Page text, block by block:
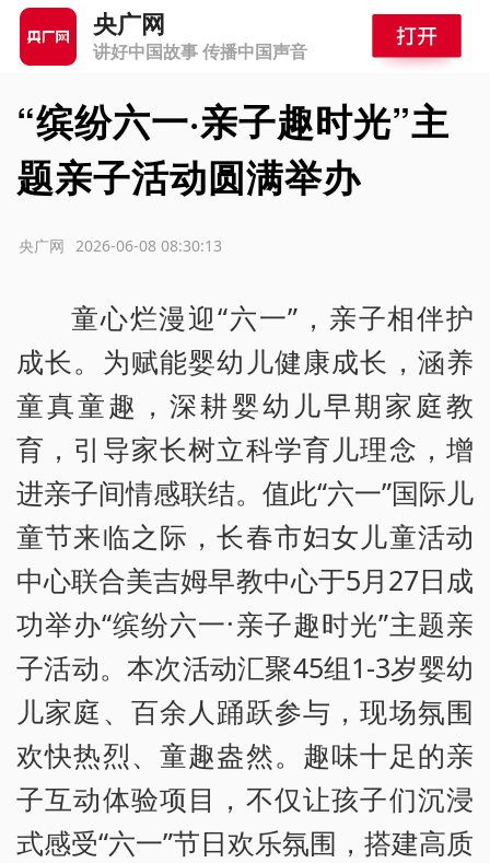
央广网
讲好中国故事 传播中国声音
“缤纷六一·亲子趣时光”主
题亲子活动圆满举办
2026-06-08 08:30:13
央广网
童心烂漫迎“六一”，亲子相伴护
成长。为赋能婴幼儿健康成长，涵养
童真童趣，深耕婴幼儿早期家庭教
育，引导家长树立科学育儿理念，增
进亲子间情感联结。值此“六一”国际儿
童节来临之际，长春市妇女儿童活动
中心联合美吉姆早教中心于5月27日成
功举办“缤纷六一·亲子趣时光”主题亲
子活动。本次活动汇聚45组1-3岁婴幼
儿家庭、百余人踊跃参与，现场氛围
欢快热烈、童趣盎然。趣味十足的亲
子互动体验项目，不仅让孩子们沉浸
式感受“六一”节日欢乐氛围，搭建高质